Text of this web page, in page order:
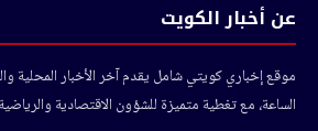
عن أخبار الكويت
موقع إخباري كويتي شامل يقدم آخر الأخبار المحلية
الساعة، مع تغطية متميزة للشؤون الاقتصادية